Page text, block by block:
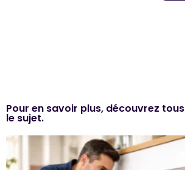
Pour en savoir plus, découvrez
le sujet.